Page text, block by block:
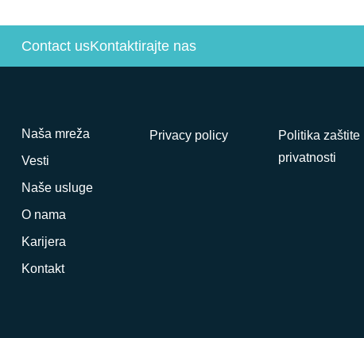
Contact usKontaktirajte nas
Naša mreža
Vesti
Naše usluge
O nama
Karijera
Kontakt
Privacy policy
Politika zaštite
privatnosti